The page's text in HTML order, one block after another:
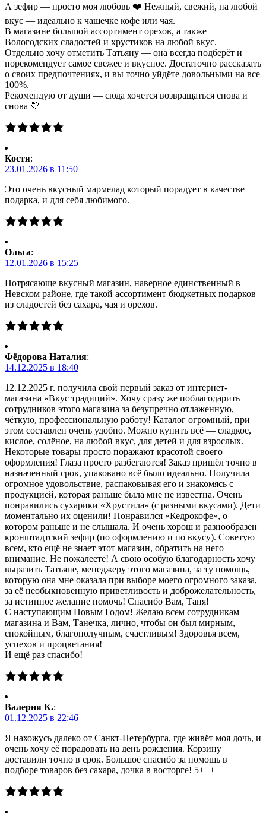
А зефир — просто моя любовь ❤️ Нежный, свежий, на любой
вкус — идеально к чашечке кофе или чая.
В магазине большой ассортимент орехов, а также
Вологодских сладостей и хрустиков на любой вкус.
Отдельно хочу отметить Татьяну — она всегда подберёт и
порекомендует самое свежее и вкусное. Достаточно рассказать
о своих предпочтениях, и вы точно уйдёте довольными на все
100%.
Рекомендую от души — сюда хочется возвращаться снова и
снова 💛
Костя:
23.01.2026 в 11:50
Это очень вкусный мармелад который порадует в качестве
подарка, и для себя любимого.
Ольга:
12.01.2026 в 15:25
Потрясающе вкусный магазин, наверное единственный в
Невском районе, где такой ассортимент бюджетных подарков
из сладостей без сахара, чая и орехов.
Фёдорова Наталия:
14.12.2025 в 18:40
12.12.2025 г. получила свой первый заказ от интернет-
магазина «Вкус традиций». Хочу сразу же поблагодарить
сотрудников этого магазина за безупречно отлаженную,
чёткую, профессиональную работу! Каталог огромный, при
этом составлен очень удобно. Можно купить всё — сладкое,
кислое, солёное, на любой вкус, для детей и для взрослых.
Некоторые товары просто поражают красотой своего
оформления! Глаза просто разбегаются! Заказ пришёл точно в
назначенный срок, упаковано всё было идеально. Получила
огромное удовольствие, распаковывая его и знакомясь с
продукцией, которая раньше была мне не известна. Очень
понравились сухарики «Хрустила» (с разными вкусами). Дети
моментально их оценили! Понравился «Кедрокофе», о
котором раньше и не слышала. И очень хорош и разнообразен
кронштадтский зефир (по оформлению и по вкусу). Советую
всем, кто ещё не знает этот магазин, обратить на него
внимание. Не пожалеете! А свою особую благодарность хочу
выразить Татьяне, менеджеру этого магазина, за ту помощь,
которую она мне оказала при выборе моего огромного заказа,
за её необыкновенную приветливость и доброжелательность,
за истинное желание помочь! Спасибо Вам, Таня!
С наступающим Новым Годом! Желаю всем сотрудникам
магазина и Вам, Танечка, лично, чтобы он был мирным,
спокойным, благополучным, счастливым! Здоровья всем,
успехов и процветания!
И ещё раз спасибо!
Валерия К.:
01.12.2025 в 22:46
Я нахожусь далеко от Санкт-Петербурга, где живёт моя дочь, и
очень хочу её порадовать на день рождения. Корзину
доставили точно в срок. Большое спасибо за помощь в
подборе товаров без сахара, дочка в восторге! 5+++